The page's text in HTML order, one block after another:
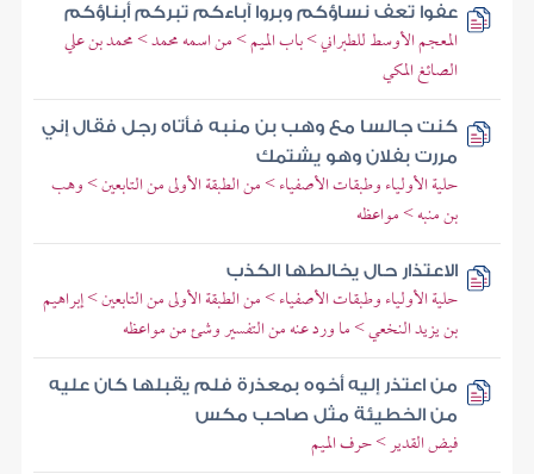
عفوا تعف نساؤكم وبروا آباءكم تبركم أبناؤكم
المعجم الأوسط للطبراني > باب الميم > من اسمه محمد > محمد بن علي
الصائغ المكي
كنت جالسا مع وهب بن منبه فأتاه رجل فقال إني
مررت بفلان وهو يشتمك
حلية الأولياء وطبقات الأصفياء > من الطبقة الأولى من التابعين > وهب
بن منبه > مواعظه
الاعتذار حال يخالطها الكذب
حلية الأولياء وطبقات الأصفياء > من الطبقة الأولى من التابعين > إبراهيم
بن يزيد النخعي > ما ورد عنه من التفسير وشئ من مواعظه
من اعتذر إليه أخوه بمعذرة فلم يقبلها كان عليه
من الخطيئة مثل صاحب مكس
فيض القدير > حرف الميم